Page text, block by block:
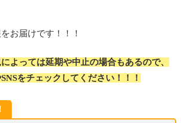
お届けです！！！
よっては延期や中止の場合もあるので、
をチェックしてください！！！